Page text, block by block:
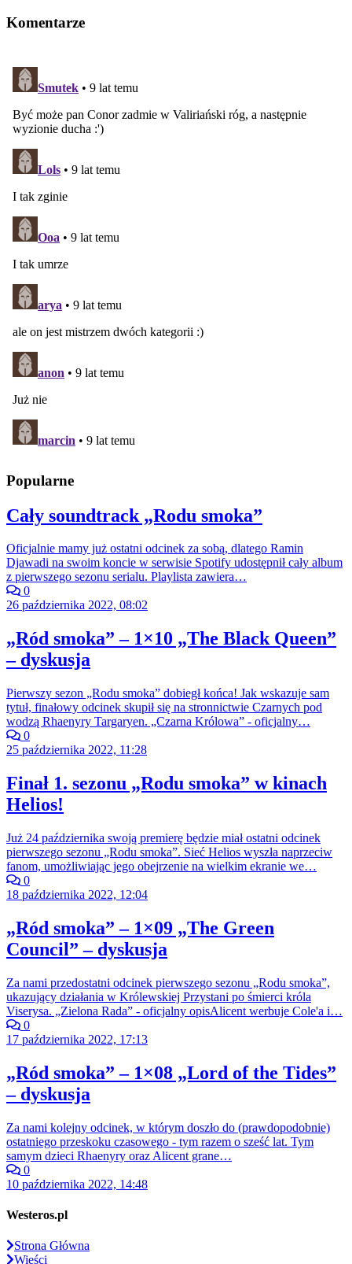
Komentarze
Popularne
Cały soundtrack „Rodu smoka”
Oficjalnie mamy już ostatni odcinek za sobą, dlatego Ramin
Djawadi na swoim koncie w serwisie Spotify udostępnił cały album
z pierwszego sezonu serialu. Playlista zawiera…
0
26 października 2022, 08:02
„Ród smoka” – 1×10 „The Black Queen”
– dyskusja
Pierwszy sezon „Rodu smoka” dobiegł końca! Jak wskazuje sam
tytuł, finałowy odcinek skupił się na stronnictwie Czarnych pod
wodzą Rhaenyry Targaryen. „Czarna Królowa” - oficjalny…
0
25 października 2022, 11:28
Finał 1. sezonu „Rodu smoka” w kinach
Helios!
Już 24 października swoją premierę będzie miał ostatni odcinek
pierwszego sezonu „Rodu smoka”. Sieć Helios wyszła naprzeciw
fanom, umożliwiając jego obejrzenie na wielkim ekranie we…
0
18 października 2022, 12:04
„Ród smoka” – 1×09 „The Green
Council” – dyskusja
Za nami przedostatni odcinek pierwszego sezonu „Rodu smoka”,
ukazujący działania w Królewskiej Przystani po śmierci króla
Viserysa. „Zielona Rada” - oficjalny opisAlicent werbuje Cole'a i…
0
17 października 2022, 17:13
„Ród smoka” – 1×08 „Lord of the Tides”
– dyskusja
Za nami kolejny odcinek, w którym doszło do (prawdopodobnie)
ostatniego przeskoku czasowego - tym razem o sześć lat. Tym
samym dzieci Rhaenyry oraz Alicent grane…
0
10 października 2022, 14:48
Westeros.pl
Strona Główna
Wieści